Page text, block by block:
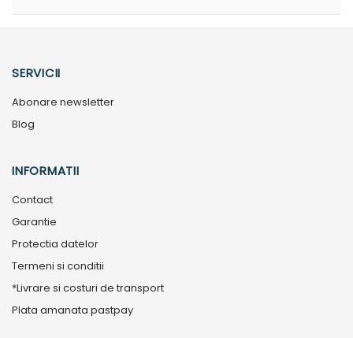
SERVICII
Abonare newsletter
Blog
INFORMATII
Contact
Garantie
Protectia datelor
Termeni si conditii
*Livrare si costuri de transport
Plata amanata pastpay